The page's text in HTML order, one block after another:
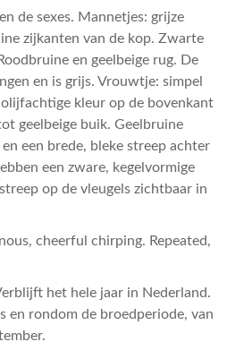
de sexes. Mannetjes: grijze
zijkanten van de kop. Zwarte
en geelbeige rug. De
en is grijs. Vrouwtje: simpel
kleur op de bovenkant
geelbeige buik. Geelbruine
een brede, bleke streep achter
een zware, kegelvormige
op de vleugels zichtbaar in
cheerful chirping. Repeated,
het hele jaar in Nederland.
en rondom de broedperiode, van